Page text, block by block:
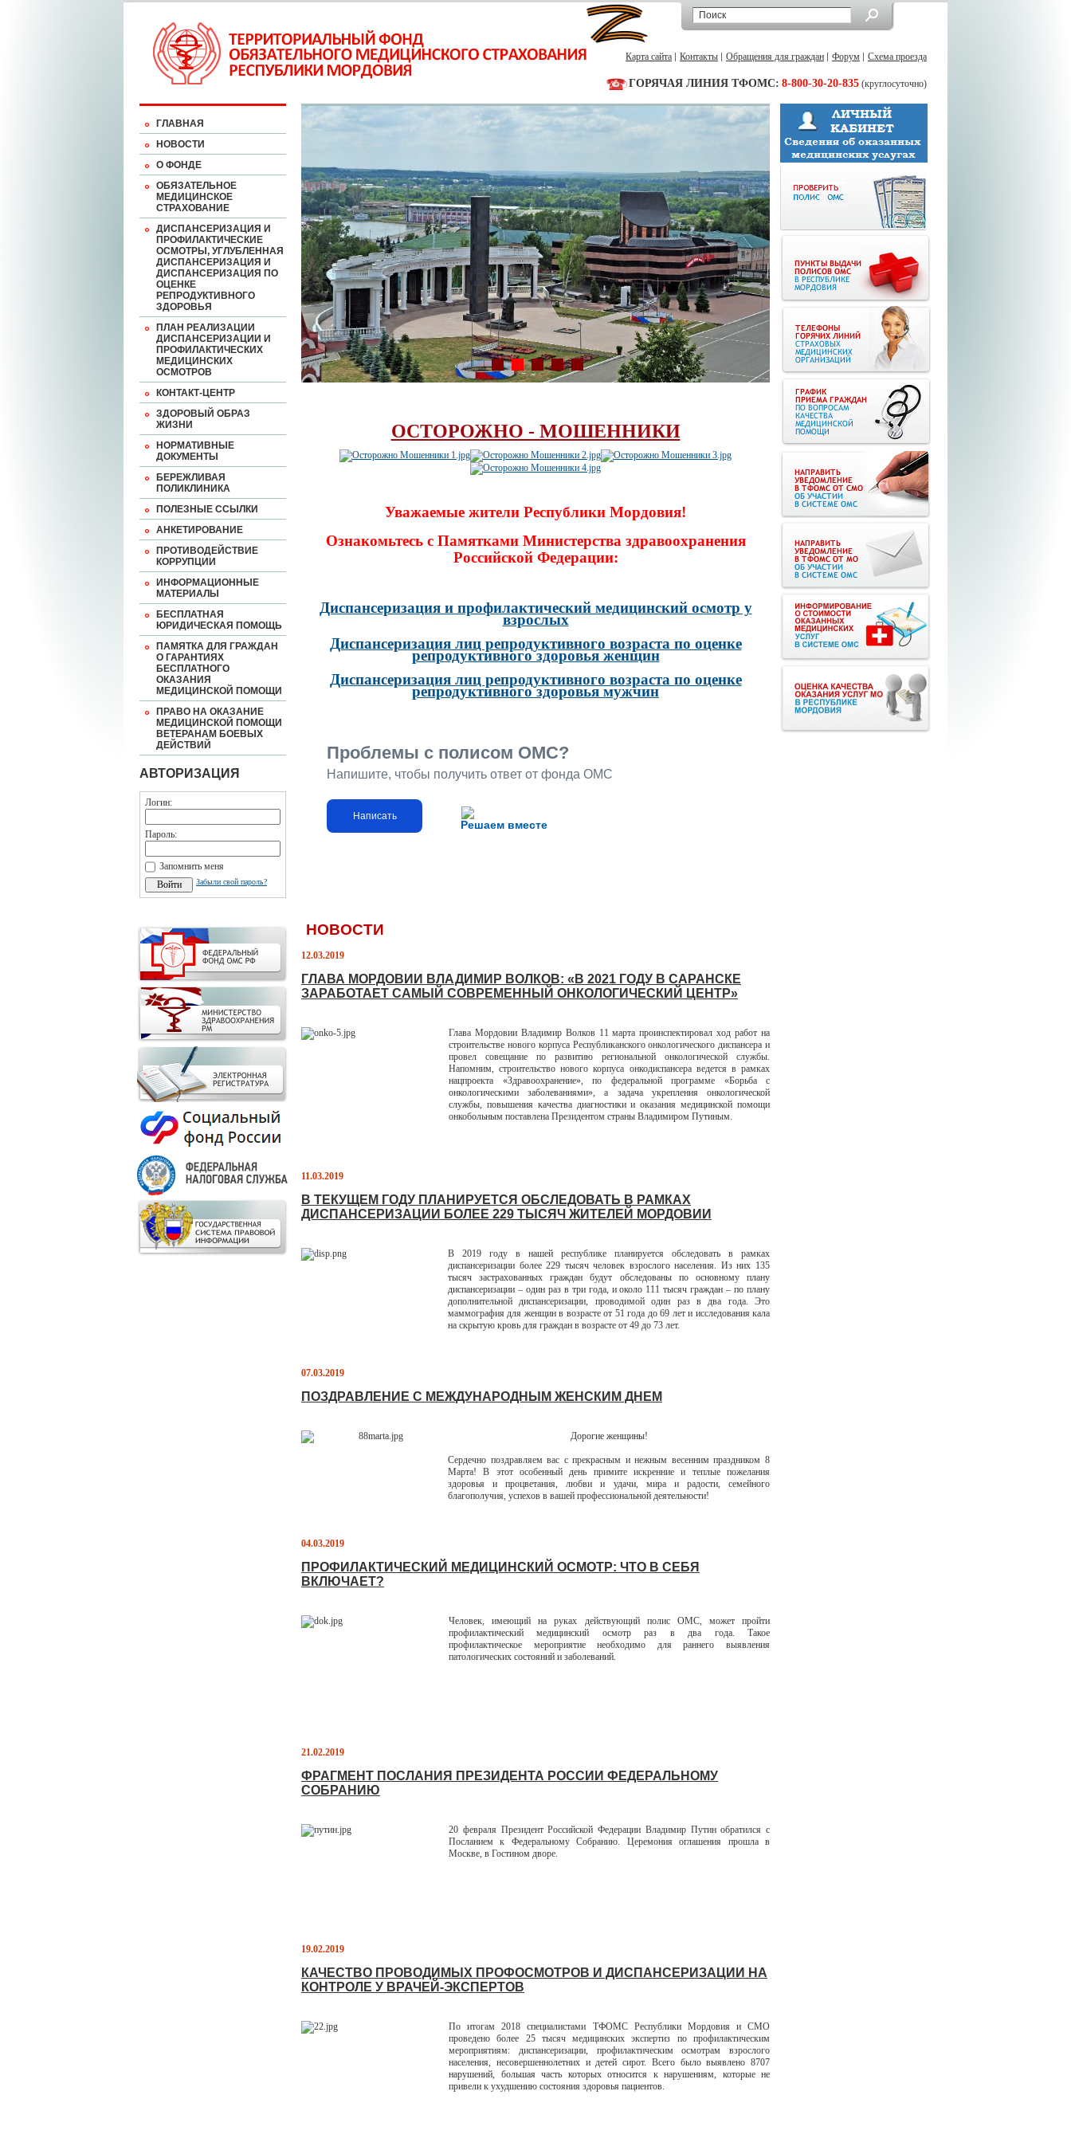
Карта сайта Контакты Обращения для граждан Форум Схема проезда
ГОРЯЧАЯ ЛИНИЯ ТФОМС: 8-800-30-20-835 (круглосуточно)
ГЛАВНАЯ
НОВОСТИ
О ФОНДЕ
ОБЯЗАТЕЛЬНОЕ
МЕДИЦИНСКОЕ
СТРАХОВАНИЕ
ДИСПАНСЕРИЗАЦИЯ И
ПРОФИЛАКТИЧЕСКИЕ
ОСМОТРЫ, УГЛУБЛЕННАЯ
ДИСПАНСЕРИЗАЦИЯ И
ДИСПАНСЕРИЗАЦИЯ ПО
ОЦЕНКЕ
РЕПРОДУКТИВНОГО
ЗДОРОВЬЯ
ПЛАН РЕАЛИЗАЦИИ
ДИСПАНСЕРИЗАЦИИ И
ПРОФИЛАКТИЧЕСКИХ
МЕДИЦИНСКИХ
ОСМОТРОВ
КОНТАКТ-ЦЕНТР
ЗДОРОВЫЙ ОБРАЗ
ЖИЗНИ
НОРМАТИВНЫЕ
ДОКУМЕНТЫ
БЕРЕЖЛИВАЯ
ПОЛИКЛИНИКА
ПОЛЕЗНЫЕ ССЫЛКИ
АНКЕТИРОВАНИЕ
ПРОТИВОДЕЙСТВИЕ
КОРРУПЦИИ
ИНФОРМАЦИОННЫЕ
МАТЕРИАЛЫ
БЕСПЛАТНАЯ
ЮРИДИЧЕСКАЯ ПОМОЩЬ
ПАМЯТКА ДЛЯ ГРАЖДАН
О ГАРАНТИЯХ
БЕСПЛАТНОГО
ОКАЗАНИЯ
МЕДИЦИНСКОЙ ПОМОЩИ
ПРАВО НА ОКАЗАНИЕ
МЕДИЦИНСКОЙ ПОМОЩИ
ВЕТЕРАНАМ БОЕВЫХ
ДЕЙСТВИЙ
АВТОРИЗАЦИЯ
Логин:
Пароль:
Запомнить меня
Забыли свой пароль?
ОСТОРОЖНО - МОШЕННИКИ
Уважаемые жители Республики Мордовия!
Ознакомьтесь с Памятками Министерства здравоохранения
Российской Федерации:
Диспансеризация и профилактический медицинский осмотр у
взрослых
Диспансеризация лиц репродуктивного возраста по оценке
репродуктивного здоровья женщин
Диспансеризация лиц репродуктивного возраста по оценке
репродуктивного здоровья мужчин
Решаем вместе
Проблемы с полисом ОМС?
Напишите, чтобы получить ответ от фонда ОМС
Написать
НОВОСТИ
12.03.2019
ГЛАВА МОРДОВИИ ВЛАДИМИР ВОЛКОВ: «В 2021 ГОДУ В САРАНСКЕ
ЗАРАБОТАЕТ САМЫЙ СОВРЕМЕННЫЙ ОНКОЛОГИЧЕСКИЙ ЦЕНТР»
Глава Мордовии Владимир Волков 11 марта проинспектировал ход работ на
строительстве нового корпуса Республиканского онкологического диспансера и
провел совещание по развитию региональной онкологической службы.
Напомним, строительство нового корпуса онкодиспансера ведется в рамках
нацпроекта «Здравоохранение», по федеральной программе «Борьба с
онкологическими заболеваниями», а задача укрепления онкологической
службы, повышения качества диагностики и оказания медицинской помощи
онкобольным поставлена Президентом страны Владимиром Путиным.
11.03.2019
В ТЕКУЩЕМ ГОДУ ПЛАНИРУЕТСЯ ОБСЛЕДОВАТЬ В РАМКАХ
ДИСПАНСЕРИЗАЦИИ БОЛЕЕ 229 ТЫСЯЧ ЖИТЕЛЕЙ МОРДОВИИ
В 2019 году в нашей республике планируется обследовать в рамках
диспансеризации более 229 тысяч человек взрослого населения. Из них 135
тысяч застрахованных граждан будут обследованы по основному плану
диспансеризации – один раз в три года, и около 111 тысяч граждан – по плану
дополнительной диспансеризации, проводимой один раз в два года. Это
маммография для женщин в возрасте от 51 года до 69 лет и исследования кала
на скрытую кровь для граждан в возрасте от 49 до 73 лет.
07.03.2019
ПОЗДРАВЛЕНИЕ С МЕЖДУНАРОДНЫМ ЖЕНСКИМ ДНЕМ
Дорогие женщины!
Сердечно поздравляем вас с прекрасным и нежным весенним праздником 8
Марта! В этот особенный день примите искренние и теплые пожелания
здоровья и процветания, любви и удачи, мира и радости, семейного
благополучия, успехов в вашей профессиональной деятельности!
04.03.2019
ПРОФИЛАКТИЧЕСКИЙ МЕДИЦИНСКИЙ ОСМОТР: ЧТО В СЕБЯ
ВКЛЮЧАЕТ?
Человек, имеющий на руках действующий полис ОМС, может пройти
профилактический медицинский осмотр раз в два года. Такое
профилактическое мероприятие необходимо для раннего выявления
патологических состояний и заболеваний.
21.02.2019
ФРАГМЕНТ ПОСЛАНИЯ ПРЕЗИДЕНТА РОССИИ ФЕДЕРАЛЬНОМУ
СОБРАНИЮ
20 февраля Президент Российской Федерации Владимир Путин обратился с
Посланием к Федеральному Собранию. Церемония оглашения прошла в
Москве, в Гостином дворе.
19.02.2019
КАЧЕСТВО ПРОВОДИМЫХ ПРОФОСМОТРОВ И ДИСПАНСЕРИЗАЦИИ НА
КОНТРОЛЕ У ВРАЧЕЙ-ЭКСПЕРТОВ
По итогам 2018 специалистами ТФОМС Республики Мордовия и СМО
проведено более 25 тысяч медицинских экспертиз по профилактическим
мероприятиям: диспансеризации, профилактическим осмотрам взрослого
населения, несовершеннолетних и детей сирот. Всего было выявлено 8707
нарушений, большая часть которых относится к нарушениям, которые не
привели к ухудшению состояния здоровья пациентов.